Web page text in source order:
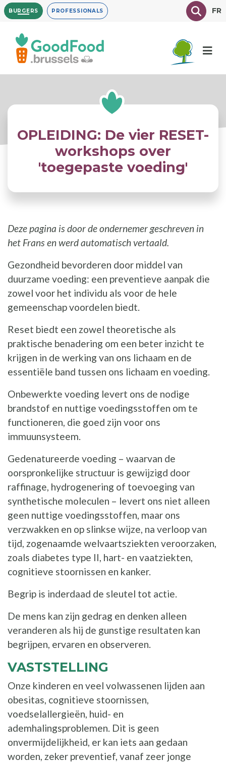
Overslaan
en
inhoud
gaan
BURGERS PROFESSIONALS TexteFR
OPLEIDING: De vier RESET-
workshops over
'toegepaste voeding'
Deze pagina is door de ondernemer geschreven in
het Frans en werd automatisch vertaald.
Gezondheid bevorderen door middel van
duurzame voeding: een preventieve aanpak die
zowel voor het individu als voor de hele
gemeenschap voordelen biedt.
Reset biedt een zowel theoretische als
praktische benadering om een beter inzicht te
krijgen in de werking van ons lichaam en de
essentiële band tussen ons lichaam en voeding.
Onbewerkte voeding levert ons de nodige
brandstof en nuttige voedingsstoffen om te
functioneren, die goed zijn voor ons
immuunsysteem.
Gedenatureerde voeding – waarvan de
oorspronkelijke structuur is gewijzigd door
raffinage, hydrogenering of toevoeging van
synthetische moleculen – levert ons niet alleen
geen nuttige voedingsstoffen, maar ons
verzwakken en op slinkse wijze, na verloop van
tijd, zogenaamde welvaartsziekten veroorzaken,
zoals diabetes type II, hart- en vaatziekten,
cognitieve stoornissen en kanker.
Begrip is inderdaad de sleutel tot actie.
De mens kan zijn gedrag en denken alleen
veranderen als hij de gunstige resultaten kan
begrijpen, ervaren en observeren.
VASTSTELLING
Onze kinderen en veel volwassenen lijden aan
obesitas, cognitieve stoornissen,
voedselallergieën, huid- en
ademhalingsproblemen. Dit is geen
onvermijdelijkheid, er kan iets aan gedaan
worden, zeker preventief, vanaf zeer jonge